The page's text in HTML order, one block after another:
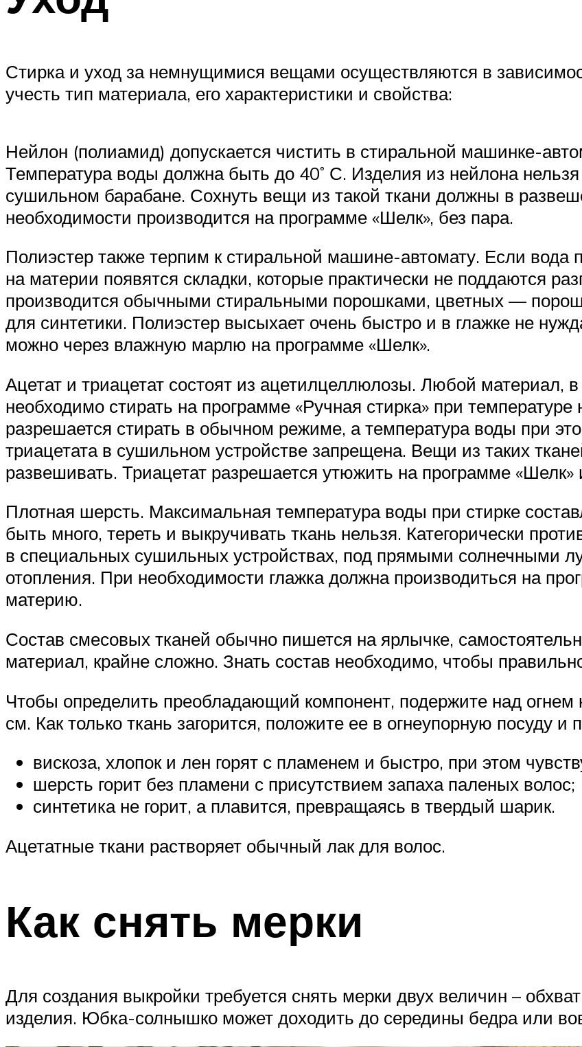
Стирка и уход за немнущимися вещами осуществляются в
учесть тип материала, его характеристики и свойства:
Нейлон (полиамид) допускается чистить в стиральной машинке-
Температура воды должна быть до 40˚ С. Изделия из нейлона
сушильном барабане. Сохнуть вещи из такой ткани должны в
необходимости производится на программе «Шелк», без пара.
Полиэстер также терпим к стиральной машине-автомату. Если вода
на материи появятся складки, которые практически не поддаются
производится обычными стиральными порошками, цветных —
для синтетики. Полиэстер высыхает очень быстро и в глажке не
можно через влажную марлю на программе «Шелк».
Ацетат и триацетат состоят из ацетилцеллюлозы. Любой материал, в
необходимо стирать на программе «Ручная стирка» при
разрешается стирать в обычном режиме, а температура воды при
триацетата в сушильном устройстве запрещена. Вещи из таких
развешивать. Триацетат разрешается утюжить на программе «Шелк»
Плотная шерсть. Максимальная температура воды при стирке
быть много, тереть и выкручивать ткань нельзя. Категорически
в специальных сушильных устройствах, под прямыми солнечными
отопления. При необходимости глажка должна производиться на
материю.
Состав смесовых тканей обычно пишется на ярлычке,
материал, крайне сложно. Знать состав необходимо, чтобы
Чтобы определить преобладающий компонент, подержите над огнем
см. Как только ткань загорится, положите ее в огнеупорную посуду и
вискоза, хлопок и лен горят с пламенем и быстро, при этом
шерсть горит без пламени с присутствием запаха паленых волос;
синтетика не горит, а плавится, превращаясь в твердый шарик.
Ацетатные ткани растворяет обычный лак для волос.
Как снять мерки
Для создания выкройки требуется снять мерки двух величин –
изделия. Юбка-солнышко может доходить до середины бедра или